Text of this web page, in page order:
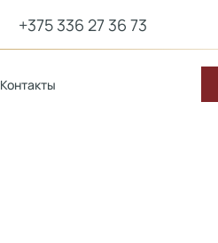
+375 336 27 36 73
Контакты